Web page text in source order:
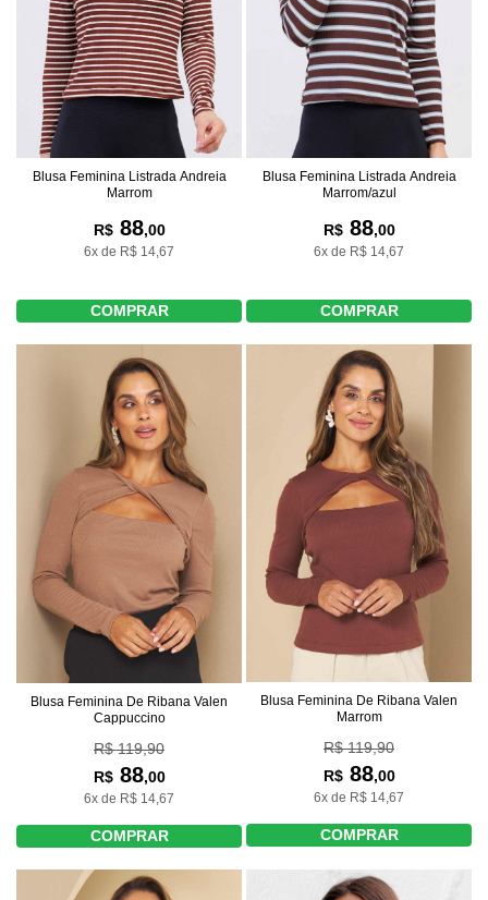
Blusa Feminina Listrada Andreia
Marrom
R$88,00
6x de R$ 14,67
COMPRAR
Blusa Feminina Listrada Andreia
Marrom/azul
R$88,00
6x de R$ 14,67
COMPRAR
Blusa Feminina De Ribana Valen
Cappuccino
R$ 119,90
R$88,00
6x de R$ 14,67
COMPRAR
Blusa Feminina De Ribana Valen
Marrom
R$ 119,90
R$88,00
6x de R$ 14,67
COMPRAR